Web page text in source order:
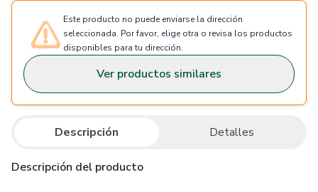
Este producto no puede enviarse la dirección
seleccionada. Por favor, elige otra o revisa los productos
disponibles para tu dirección.
Ver productos similares
Descripción Detalles
Descripción del producto